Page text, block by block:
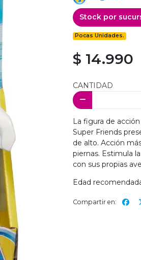
Stock por
Pocas Unidades.
$ 14.990
CANTIDAD
La figura de
Super Friends
de alto. Acción
piernas. Estimula
con sus propias
Edad
Compartir en: